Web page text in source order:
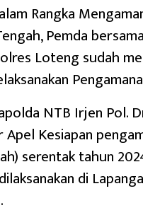
Rangka
Pemda
Loteng sudah
NTB Irjen Pol.
Kesiapan
serentak tahun
di